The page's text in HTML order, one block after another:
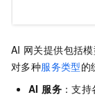
AI 网关提供包括
对多种服务类型的
AI 服务 ：支